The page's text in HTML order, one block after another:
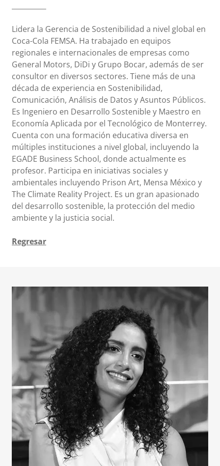
Lidera la Gerencia de Sostenibilidad a nivel global en
Coca-Cola FEMSA. Ha trabajado en equipos
regionales e internacionales de empresas como
General Motors, DiDi y Grupo Bocar, además de ser
consultor en diversos sectores. Tiene más de una
década de experiencia en Sostenibilidad,
Comunicación, Análisis de Datos y Asuntos Públicos.
Es Ingeniero en Desarrollo Sostenible y Maestro en
Economía Aplicada por el Tecnológico de Monterrey.
Cuenta con una formación educativa diversa en
múltiples instituciones a nivel global, incluyendo la
EGADE Business School, donde actualmente es
profesor. Participa en iniciativas sociales y
ambientales incluyendo Prison Art, Mensa México y
The Climate Reality Project. Es un gran apasionado
del desarrollo sostenible, la protección del medio
ambiente y la justicia social.
Regresar